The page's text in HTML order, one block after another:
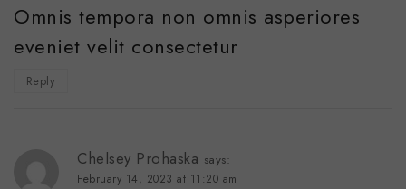
Omnis tempora non omnis asperiores
eveniet velit consectetur
Reply
Chelsey Prohaska says:
February 14, 2023 at 11:20 am